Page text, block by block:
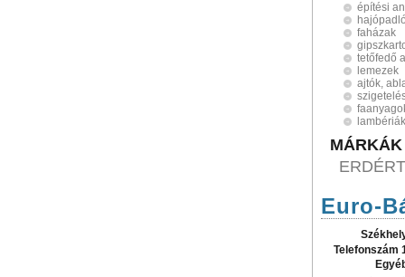
építési
faházak
tetőfedő
lemezek
ajtók,
lambériák
MÁRKÁK
ERDÉRT
Euro-
Telefonszám